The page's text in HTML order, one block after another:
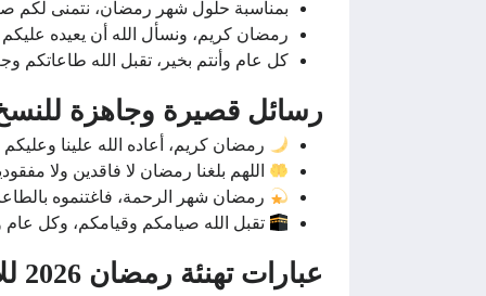
بمناسبة حلول شهر رمضان، نتمنى لكم
رمضان كريم، ونسأل الله أن يعيده عليكم
كل عام وأنتم بخير، تقبل الله طاعاتكم
رسائل قصيرة وجاهزة
رمضان كريم، أعاده الله علينا وعليكم
اللهم بلغنا رمضان لا فاقدين ولا
رمضان شهر الرحمة، فاغتنموه
تقبل الله صيامكم وقيامكم، وكل عام
عبارات تهنئة رمضان 2026 للأطفال